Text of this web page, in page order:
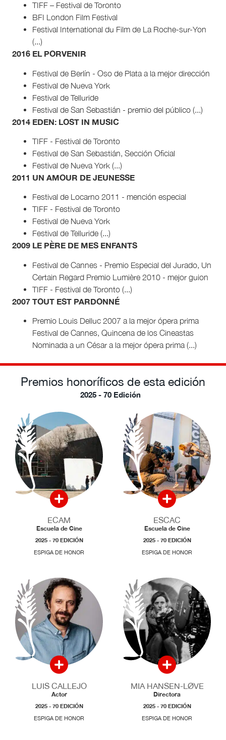
TIFF – Festival de Toronto
BFI London Film Festival
Festival International du Film de La Roche-sur-Yon
(...)
2016 EL PORVENIR
Festival de Berlín - Oso de Plata a la mejor dirección
Festival de Nueva York
Festival de Telluride
Festival de San Sebastián - premio del público (...)
2014 EDEN: LOST IN MUSIC
TIFF - Festival de Toronto
Festival de San Sebastián, Sección Oficial
Festival de Nueva York (...)
2011 UN AMOUR DE JEUNESSE
Festival de Locarno 2011 - mención especial
TIFF - Festival de Toronto
Festival de Nueva York
Festival de Telluride (...)
2009 LE PÈRE DE MES ENFANTS
Festival de Cannes - Premio Especial del Jurado, Un
Certain Regard Premio Lumière 2010 - mejor guion
TIFF - Festival de Toronto (...)
2007 TOUT EST PARDONNÉ
Premio Louis Delluc 2007 a la mejor ópera prima
Festival de Cannes, Quincena de los Cineastas
Nominada a un César a la mejor ópera prima (...)
Premios honoríficos de esta edición
2025 - 70 Edición
ECAM
Escuela de Cine
2025 - 70 EDICIÓN
ESPIGA DE HONOR
ESCAC
Escuela de Cine
2025 - 70 EDICIÓN
ESPIGA DE HONOR
LUIS CALLEJO
Actor
2025 - 70 EDICIÓN
ESPIGA DE HONOR
MIA HANSEN-LØVE
Directora
2025 - 70 EDICIÓN
ESPIGA DE HONOR